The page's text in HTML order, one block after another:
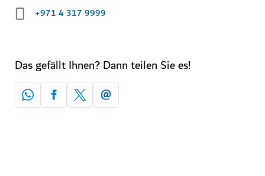
+971 4 317 9999
Das gefällt Ihnen? Dann teilen Sie es!